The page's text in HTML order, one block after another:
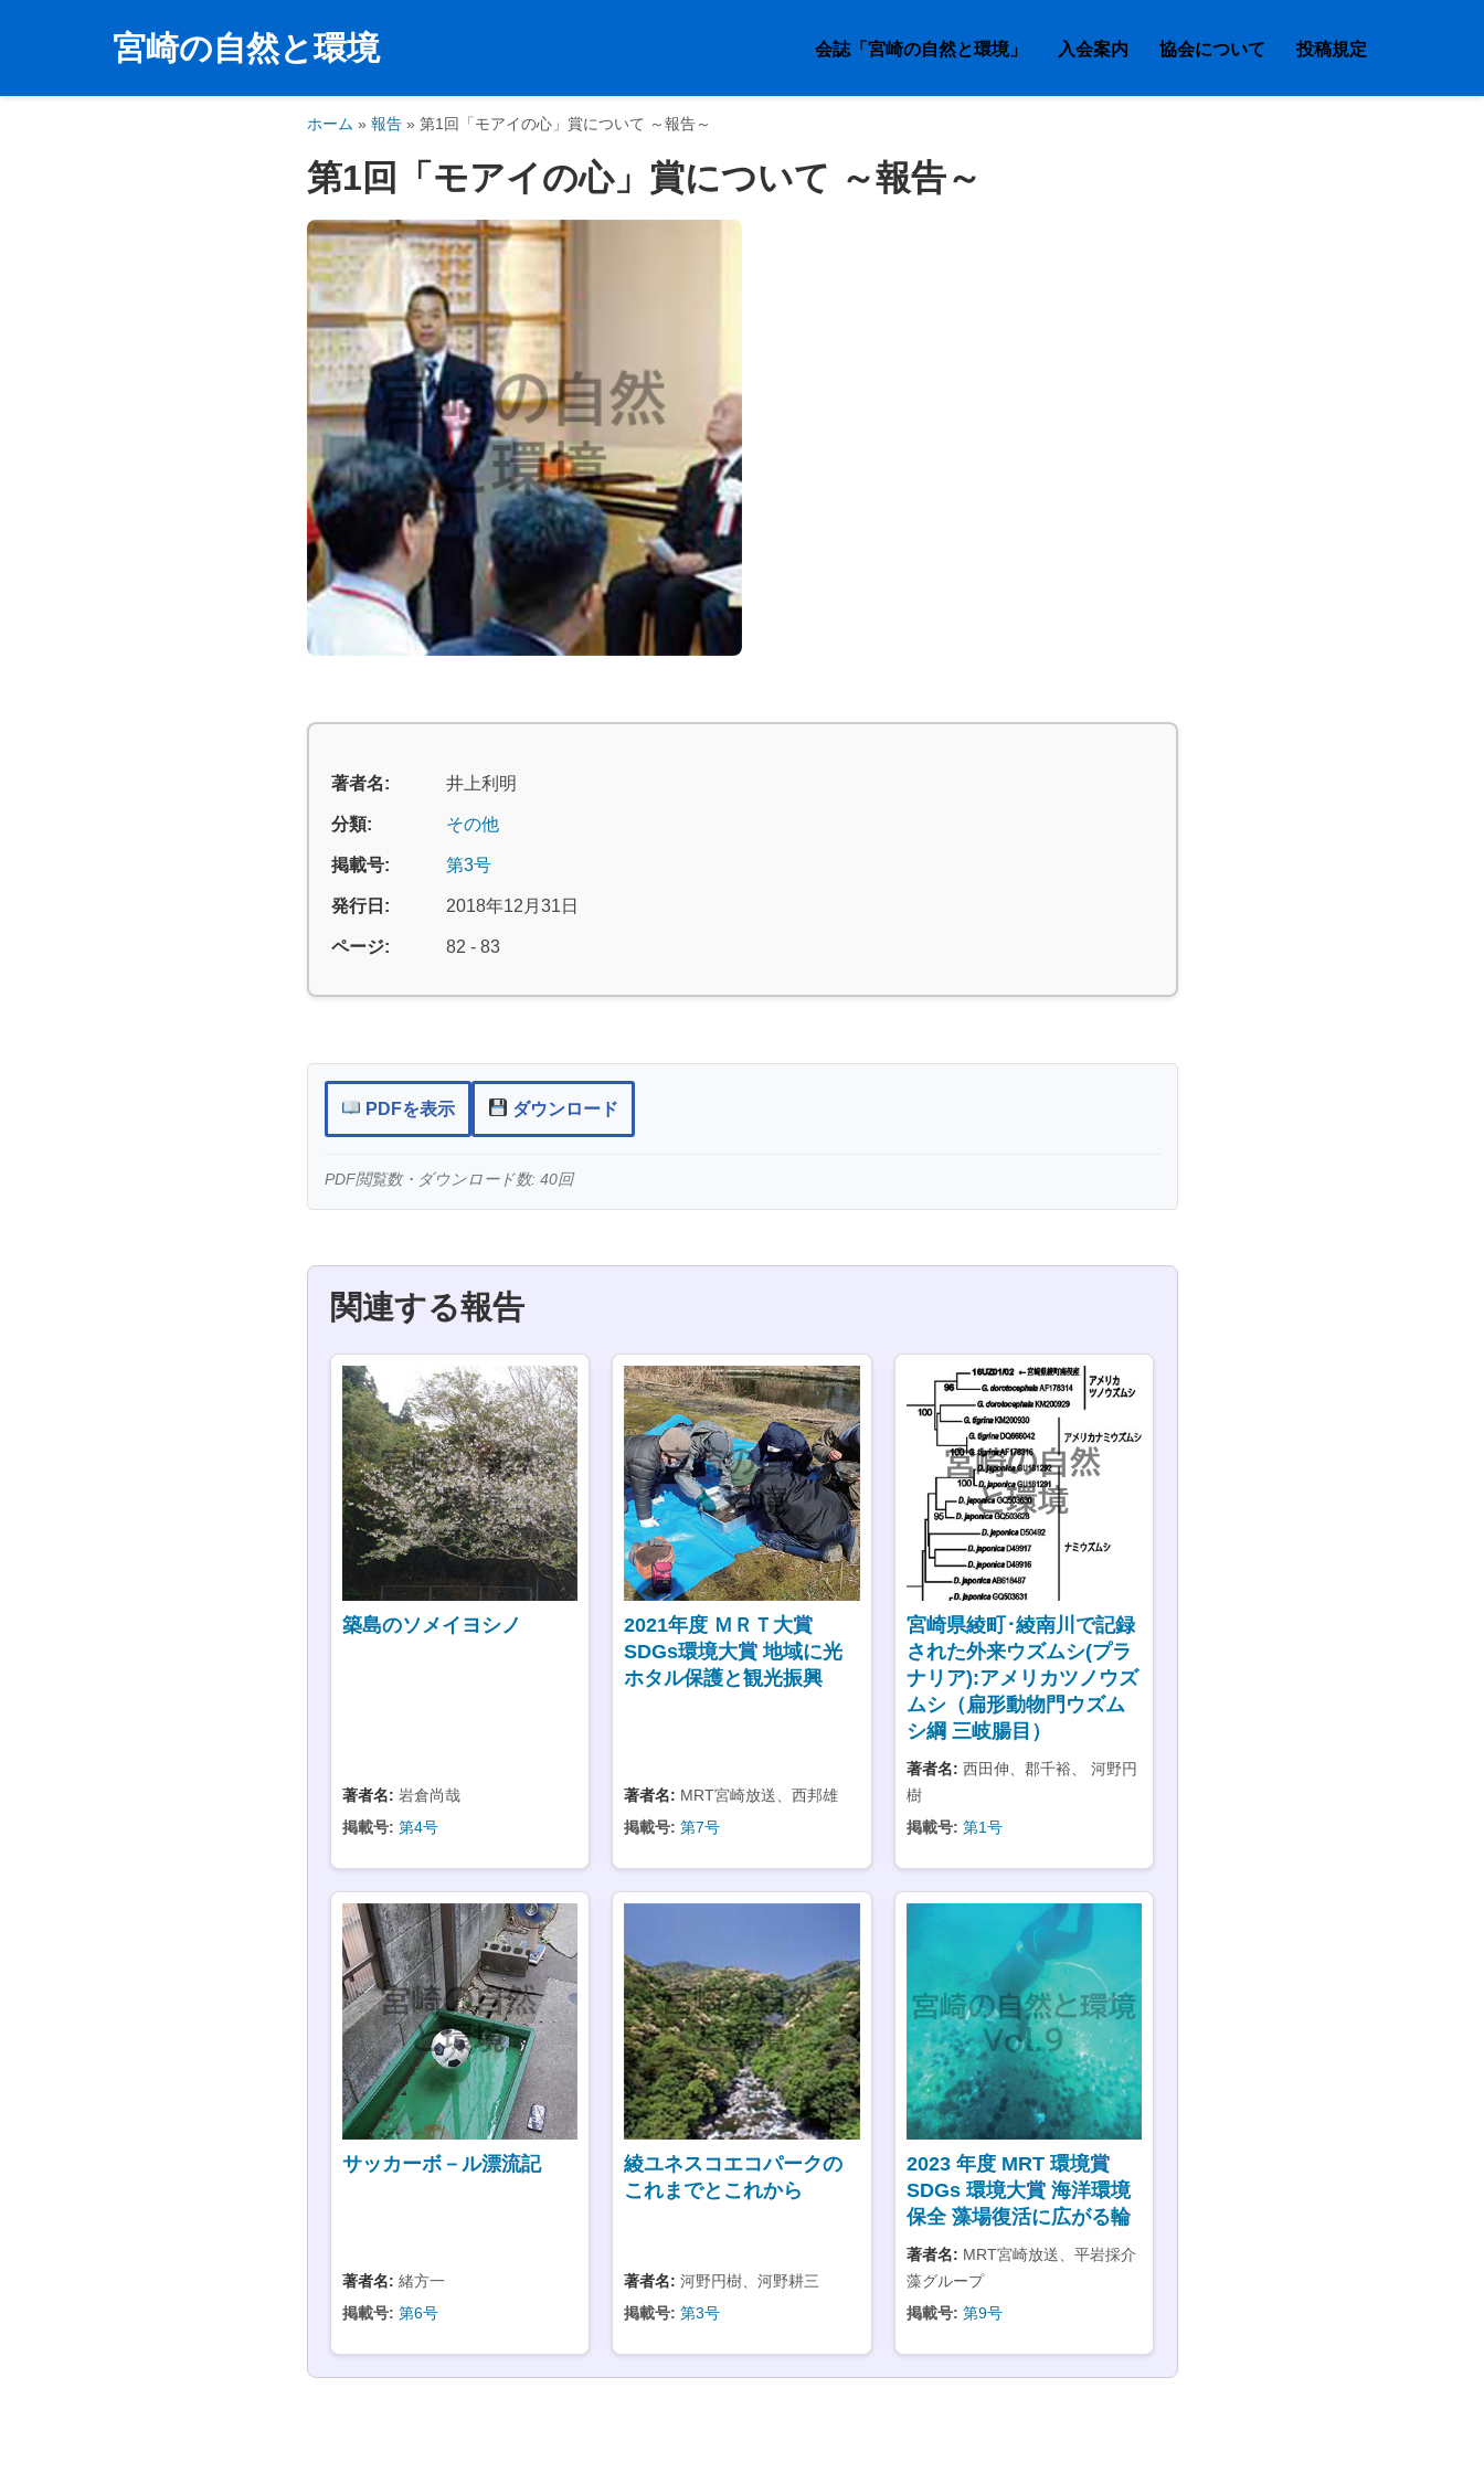
宮崎の自然と環境 会誌「宮崎の自然と環境」 入会案内 協会について 投稿規定
ホーム » 報告» 第1回「モアイの心」賞について ～報告～
第1回「モアイの心」賞について ～報告～
著者名: 井上利明
分類: その他
掲載号: 第3号
発行日: 2018年12月31日
ページ: 82 - 83
PDFを表示 ダウンロード
PDF閲覧数・ダウンロード数: 40回
関連する報告
築島のソメイヨシノ
著者名: 岩倉尚哉
掲載号: 第4号
2021年度 ＭＲＴ大賞
SDGs環境大賞 地域に光
ホタル保護と観光振興
著者名: MRT宮崎放送、西邦雄
掲載号: 第7号
宮崎県綾町･綾南川で記録
された外来ウズムシ(プラ
ナリア):アメリカツノウズ
ムシ（扁形動物門ウズム
シ綱 三岐腸目）
著者名: 西田伸、郡千裕、 河野円
樹
掲載号: 第1号
サッカーボ－ル漂流記
著者名: 緒方一
掲載号: 第6号
綾ユネスコエコパークの
これまでとこれから
著者名: 河野円樹、河野耕三
掲載号: 第3号
2023 年度 MRT 環境賞
SDGs 環境大賞 海洋環境
保全 藻場復活に広がる輪
著者名: MRT宮崎放送、平岩採介
藻グループ
掲載号: 第9号